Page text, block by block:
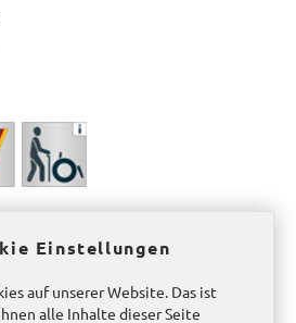
Helmstedt
Uhr & 15.00 Uhr bis 17.00 Uhr
Einstellungen
auf unserer Website. Das ist
alle Inhalte dieser Seite